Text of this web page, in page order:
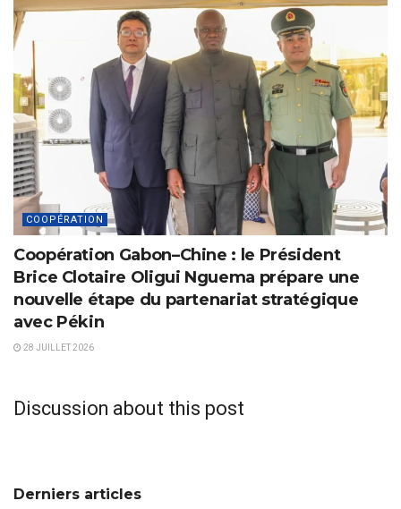
COOPÉRATION
Coopération Gabon–Chine : le Président
Brice Clotaire Oligui Nguema prépare une
nouvelle étape du partenariat stratégique
avec Pékin
28 JUILLET 2026
Discussion about this post
Derniers articles